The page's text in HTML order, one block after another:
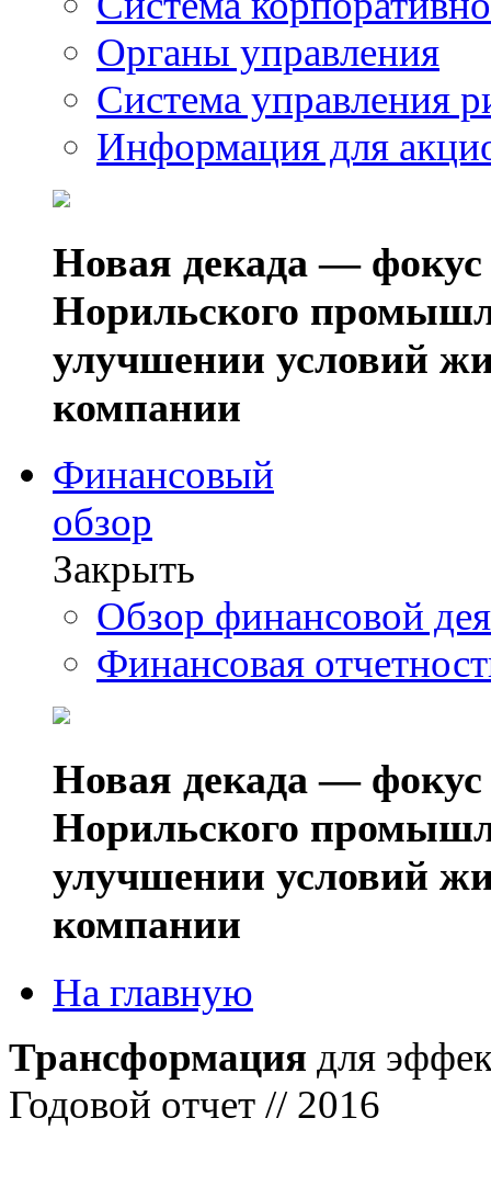
Органы управления
Система управления
Информация для
Новая декада — фокус
Норильского
улучшении условий
компании
Финансовый
обзор
Закрыть
Обзор финансовой
Финансовая
Новая декада — фокус
Норильского
улучшении условий
компании
На главную
Трансформация для
Годовой отчет // 2016